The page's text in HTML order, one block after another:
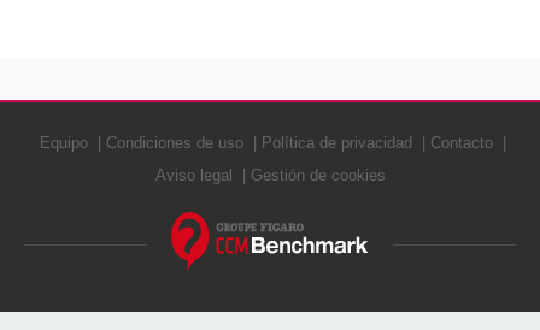
Equipo Condiciones de uso Política de privacidad
Contacto
Aviso legal
Gestión de cookies